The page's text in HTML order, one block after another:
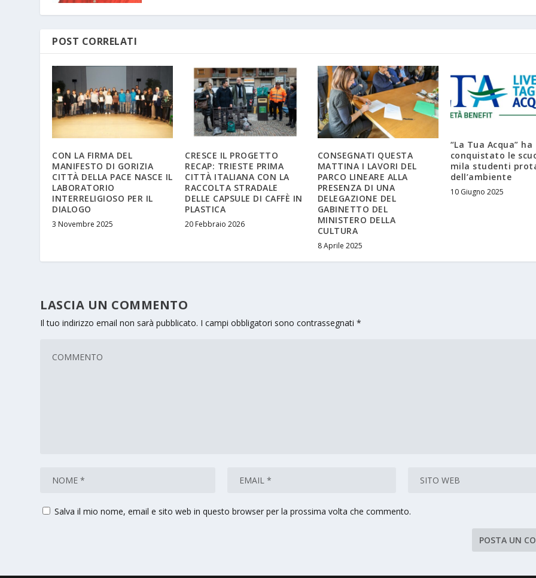
POST CORRELATI
CON LA FIRMA DEL
MANIFESTO DI GORIZIA
CITTÀ DELLA PACE NASCE IL
LABORATORIO
INTERRELIGIOSO PER IL
DIALOGO
3 Novembre 2025
CRESCE IL PROGETTO
RECAP: TRIESTE PRIMA
CITTÀ ITALIANA CON LA
RACCOLTA STRADALE
DELLE CAPSULE DI CAFFÈ IN
PLASTICA
20 Febbraio 2026
CONSEGNATI QUESTA
MATTINA I LAVORI DEL
PARCO LINEARE ALLA
PRESENZA DI UNA
DELEGAZIONE DEL
GABINETTO DEL
MINISTERO DELLA
CULTURA
8 Aprile 2025
“La Tua Acqua” ha
conquistato le
mila studenti
dell’ambiente
10 Giugno 2025
LASCIA UN COMMENTO
Il tuo indirizzo email non sarà pubblicato. I campi obbligatori sono contrassegnati*
Salva il mio nome, email e sito web in questo browser per la prossima volta che commento.